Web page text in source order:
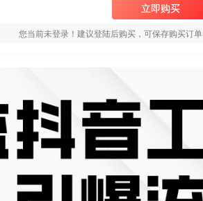
立即购买
您当前未登录！建议登陆后购买，可保存购买订单